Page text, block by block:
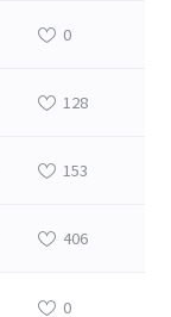
0
128
153
406
0